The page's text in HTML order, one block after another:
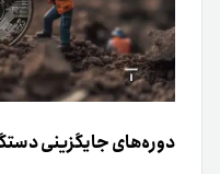
دوره‌های جایگزینی